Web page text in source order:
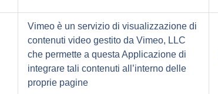
Vimeo è un servizio di visualizzazione di
contenuti video gestito da Vimeo, LLC
che permette a questa Applicazione di
integrare tali contenuti all’interno delle
proprie pagine